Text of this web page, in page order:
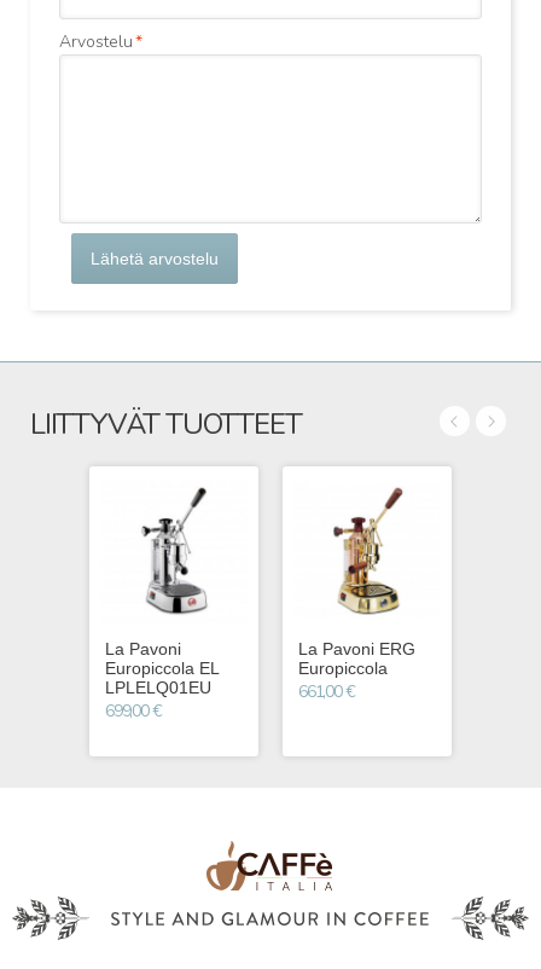
*
Arvostelu
Lähetä arvostelu
LIITTYVÄT TUOTTEET
La Pavoni
Europiccola EL
LPLELQ01EU
699,00 €
La Pavoni ERG
Europiccola
661,00 €